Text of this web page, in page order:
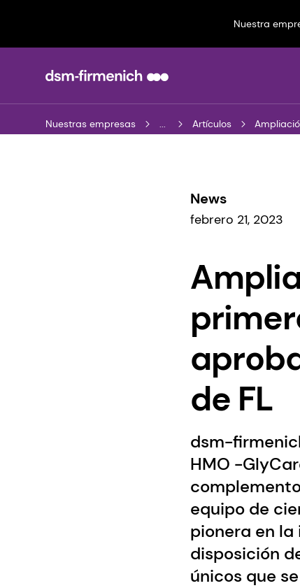
Nuestra
Nuestras empresas ... Artículos
News
febrero 21, 2023
de FL
dsm-
HMO -
equipo de
pionera en la
disposición
únicos que